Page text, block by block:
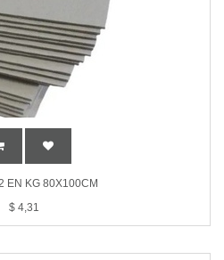
EN KG 80X100CM
$ 4,31